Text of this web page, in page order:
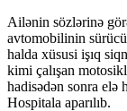
Ailənin sözlərinə
avtomobilinin
halda xüsusi işıq
kimi çalışan
hadisədən sonra elə
Hospitala aparılıb.